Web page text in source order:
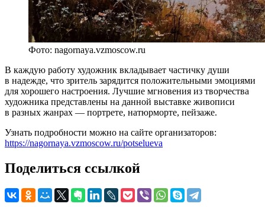
Фото: nagornaya.vzmoscow.ru
В каждую работу художник вкладывает частичку души
в надежде, что зритель зарядится положительными эмоциями
для хорошего настроения. Лучшие мгновения из творчества
художника представлены на данной выставке живописи
в разных жанрах — портрете, натюрморте, пейзаже.
Узнать подробности можно на сайте организаторов:
https://nagornaya.vzmoscow.ru/potselueva
Поделиться ссылкой